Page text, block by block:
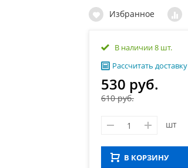
Избранное
В наличии 8 шт.
Рассчитать доставку
530 руб.
610 руб.
шт
В КОРЗИНУ